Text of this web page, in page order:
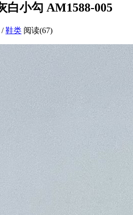
白小勾 AM1588-005
/鞋类 阅读(67)